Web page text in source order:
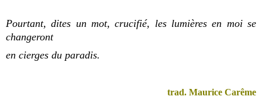
Pourtant, dites un mot, crucifié, les lumières en moi se
changeront
en cierges du paradis.
trad. Maurice Carême